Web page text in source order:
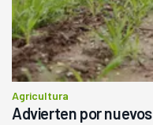
Agricultura
Advierten por